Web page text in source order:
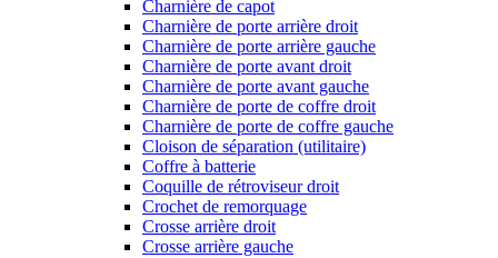
Charnière de capot
Charnière de porte arrière droit
Charnière de porte arrière gauche
Charnière de porte avant droit
Charnière de porte avant gauche
Charnière de porte de coffre droit
Charnière de porte de coffre gauche
Cloison de séparation (utilitaire)
Coffre à batterie
Coquille de rétroviseur droit
Crochet de remorquage
Crosse arrière droit
Crosse arrière gauche